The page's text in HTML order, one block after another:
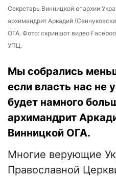
Cекретарь Винницкой епархии
архимандрит Аркадий
ОГА. Фото: скриншот видео
УПЦ.
Мы собрались
если власть нас не
будет намного
архимандрит
Винницкой ОГА.
Многие верующие
Православной